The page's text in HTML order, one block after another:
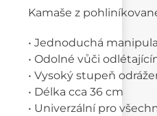
Kamaše z
• Jednoduchá
• Odolné vůči
• Vysoký stupeň
• Délka cca 36 cm
• Univerzální pro